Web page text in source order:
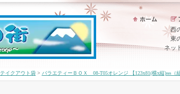
西
東
ネッ
テイクアウト袋> バラエティーＢＯＸ 08-T05オレンジ 【123x81(横x縦)㎜（